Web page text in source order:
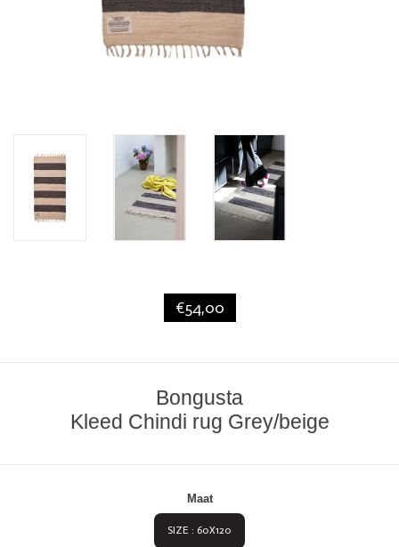
€54,00
Bongusta
Kleed Chindi rug Grey/beige
Maat
SIZE : 60X120